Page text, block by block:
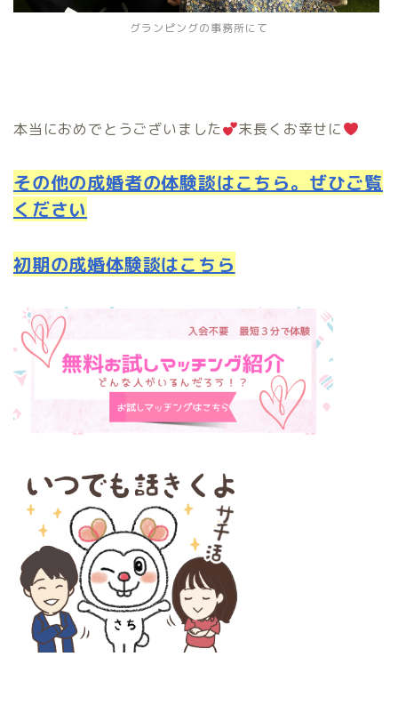
グランピングの事務所にて
本当におめでとうございました 末長くお幸せに
その他の成婚者の体験談はこちら。ぜひご覧
ください
初期の成婚体験談はこちら